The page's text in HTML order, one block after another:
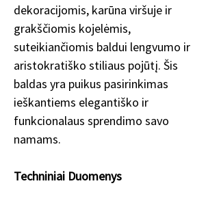
dekoracijomis, karūna viršuje ir
grakščiomis kojelėmis,
suteikiančiomis baldui lengvumo ir
aristokratiško stiliaus pojūtį. Šis
baldas yra puikus pasirinkimas
ieškantiems elegantiško ir
funkcionalaus sprendimo savo
namams.
Techniniai Duomenys